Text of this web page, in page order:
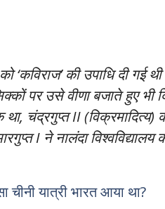
‘कविराज’ की उपाधि दी गई
पर उसे वीणा बजाते हुए भी
था, चंद्रगुप्त II
I ने नालंदा विश्वविद्यालय
चीनी यात्री भारत आया था?